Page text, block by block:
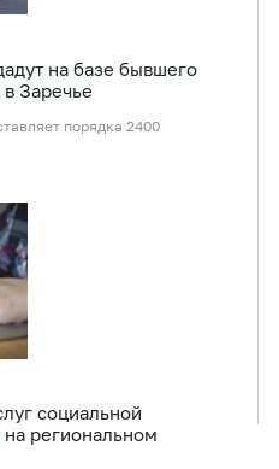
на базе бывшего
Заречье
порядка 2400
социальной
региональном